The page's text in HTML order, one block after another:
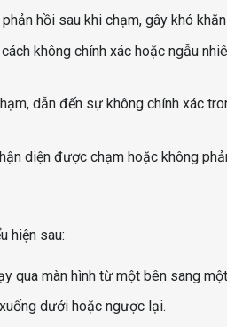
hồi sau khi chạm, gây khó
không chính xác hoặc ngẫu
dẫn đến sự không chính xác
diện được chạm hoặc không
hiện sau:
qua màn hình từ một bên sang
dưới hoặc ngược lại.